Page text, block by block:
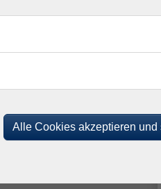
Alle Cookies akzeptieren und